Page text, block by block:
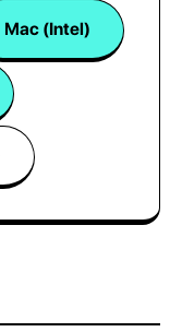
Mac (Intel)